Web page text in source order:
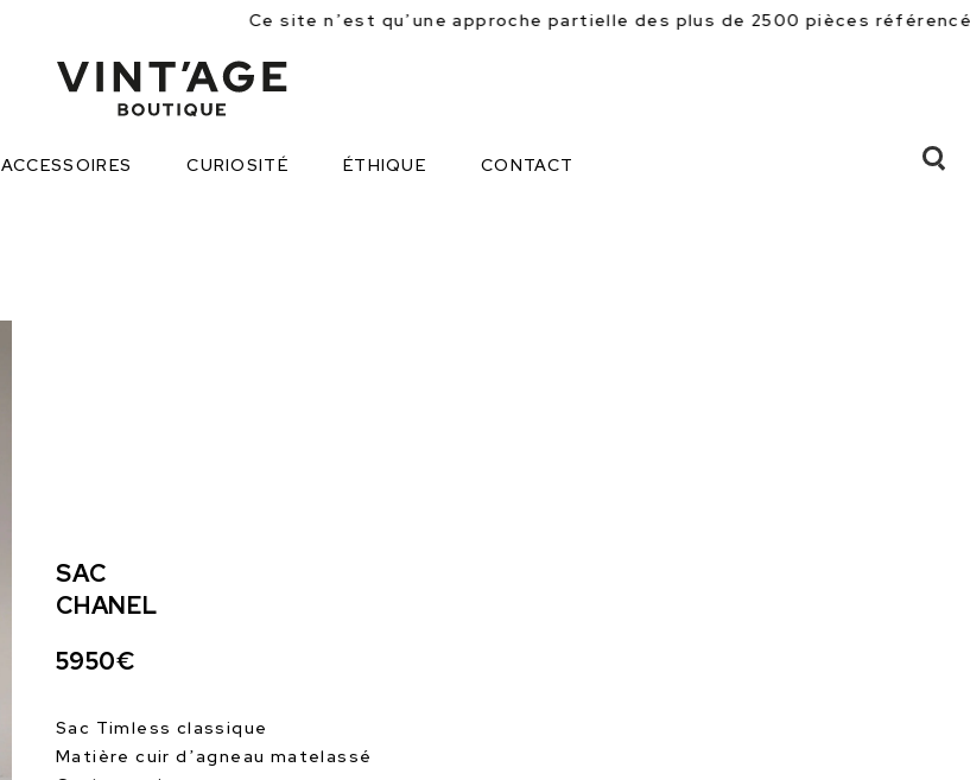
Ce site n’est qu’une approche partielle des plus de 2500 pièces référencées en magasin.
ACCESSOIRES CURIOSITÉ ÉTHIQUE CONTACT
SAC
CHANEL
5950€
Sac Timless classique
Matière cuir d’agneau matelassé